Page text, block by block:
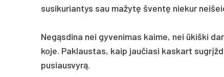
su­si­ku­rian­tys sau ma­žytę šventę nie­kur
Negąs­di­na nei gy­ve­ni­mas kai­me, nei ūkiš­ki
ko­je. Pak­laus­tas, kaip jau­čia­si kas­kart
pu­siaus­vyrą.